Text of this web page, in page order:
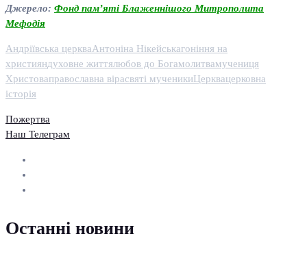
Джерело: Фонд пам’яті Блаженнішого Митрополита
Мефодія
Андріївська церкваАнтоніна Нікейськагоніння на
християндуховне життялюбов до Богамолитвамучениця
Христоваправославна вірасвяті мученикиЦерквацерковна
історія
Пожертва
Наш Телеграм
Останні новини